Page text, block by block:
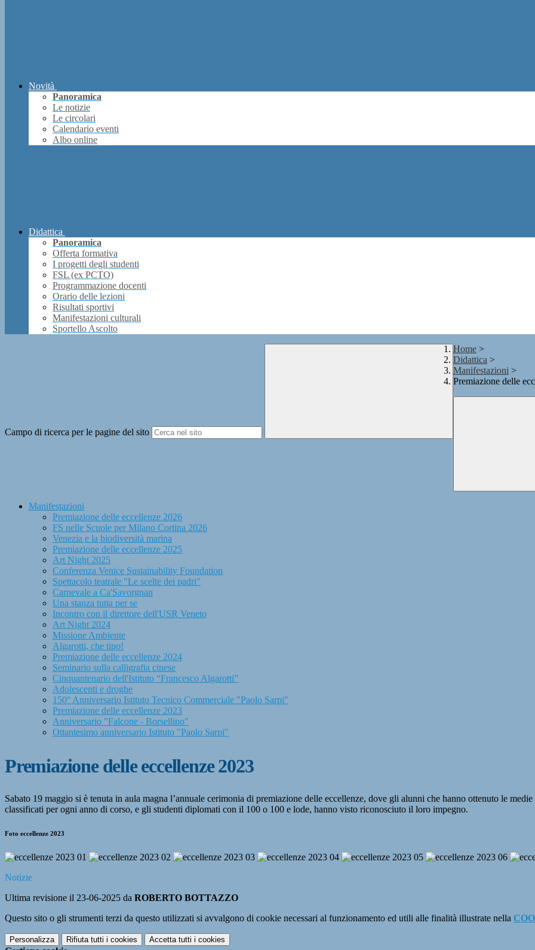
Novità
Panoramica
Le notizie
Le circolari
Calendario eventi
Albo online
Didattica
Panoramica
Offerta formativa
I progetti degli studenti
FSL (ex PCTO)
Programmazione docenti
Orario delle lezioni
Risultati sportivi
Manifestazioni culturali
Sportello Ascolto
Campo di ricerca per le pagine del sito
Home >
Didattica >
Manifestazioni >
Premiazione delle
Manifestazioni
Premiazione delle eccellenze 2026
FS nelle Scuole per Milano Cortina 2026
Venezia e la biodiversità marina
Premiazione delle eccellenze 2025
Art Night 2025
Conferenza Venice Sustainability Foundation
Spettacolo teatrale "Le scelte dei padri"
Carnevale a Ca'Savorgnan
Una stanza tutta per se
Incontro con il direttore dell'USR Veneto
Art Night 2024
Missione Ambiente
Algarotti, che tipo!
Premiazione delle eccellenze 2024
Seminario sulla calligrafia cinese
Cinquantenario dell'Istituto “Francesco Algarotti”
Adolescenti e droghe
150° Anniversario Istituto Tecnico Commerciale "Paolo Sarpi"
Premiazione delle eccellenze 2023
Anniversario "Falcone - Borsellino"
Ottantesimo anniversario Istituto "Paolo Sarpi"
Premiazione delle eccellenze 2023
Sabato 19 maggio si è tenuta in aula magna l’annuale cerimonia di premiazione delle eccellenze, dove gli alunni che hanno ottenuto le
classificati per ogni anno di corso, e gli studenti diplomati con il 100 o 100 e lode, hanno visto riconosciuto il loro impegno.
Foto eccellenze 2023
Notizie
Ultima revisione il 23-06-2025 da ROBERTO BOTTAZZO
Questo sito o gli strumenti terzi da questo utilizzati si avvalgono di cookie necessari al funzionamento ed utili alle finalità illustrate nella
Personalizza Rifiuta tutti i cookies Accetta tutti i cookies